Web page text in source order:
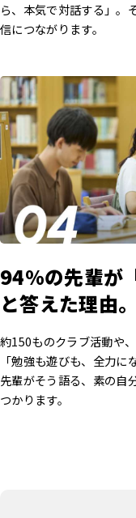
ら、本気で対話する」。
信につながります。
94%の先輩が
と答えた理由。
約150ものクラブ活動や
「勉強も遊びも、全力
先輩がそう語る、素の自
つかります。